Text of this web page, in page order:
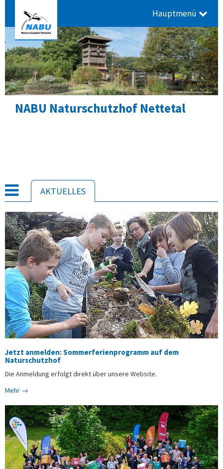
Hauptmenü
Mitmachen
AKTUELLES
Jetzt anmelden: Sommerferienprogramm auf dem
Naturschutzhof
Die Anmeldung erfolgt direkt über unsere Website.
Mehr →